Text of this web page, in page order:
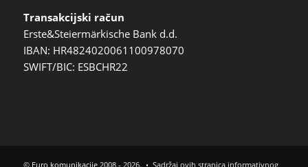
Transakcijski račun
Erste&Steiermärkische Bank d.d.
IBAN: HR4824020061100978070
SWIFT/BIC: ESBCHR22
© Euro komunikacije2008 - 2026. • Sadržaj ovih stranica informativnog